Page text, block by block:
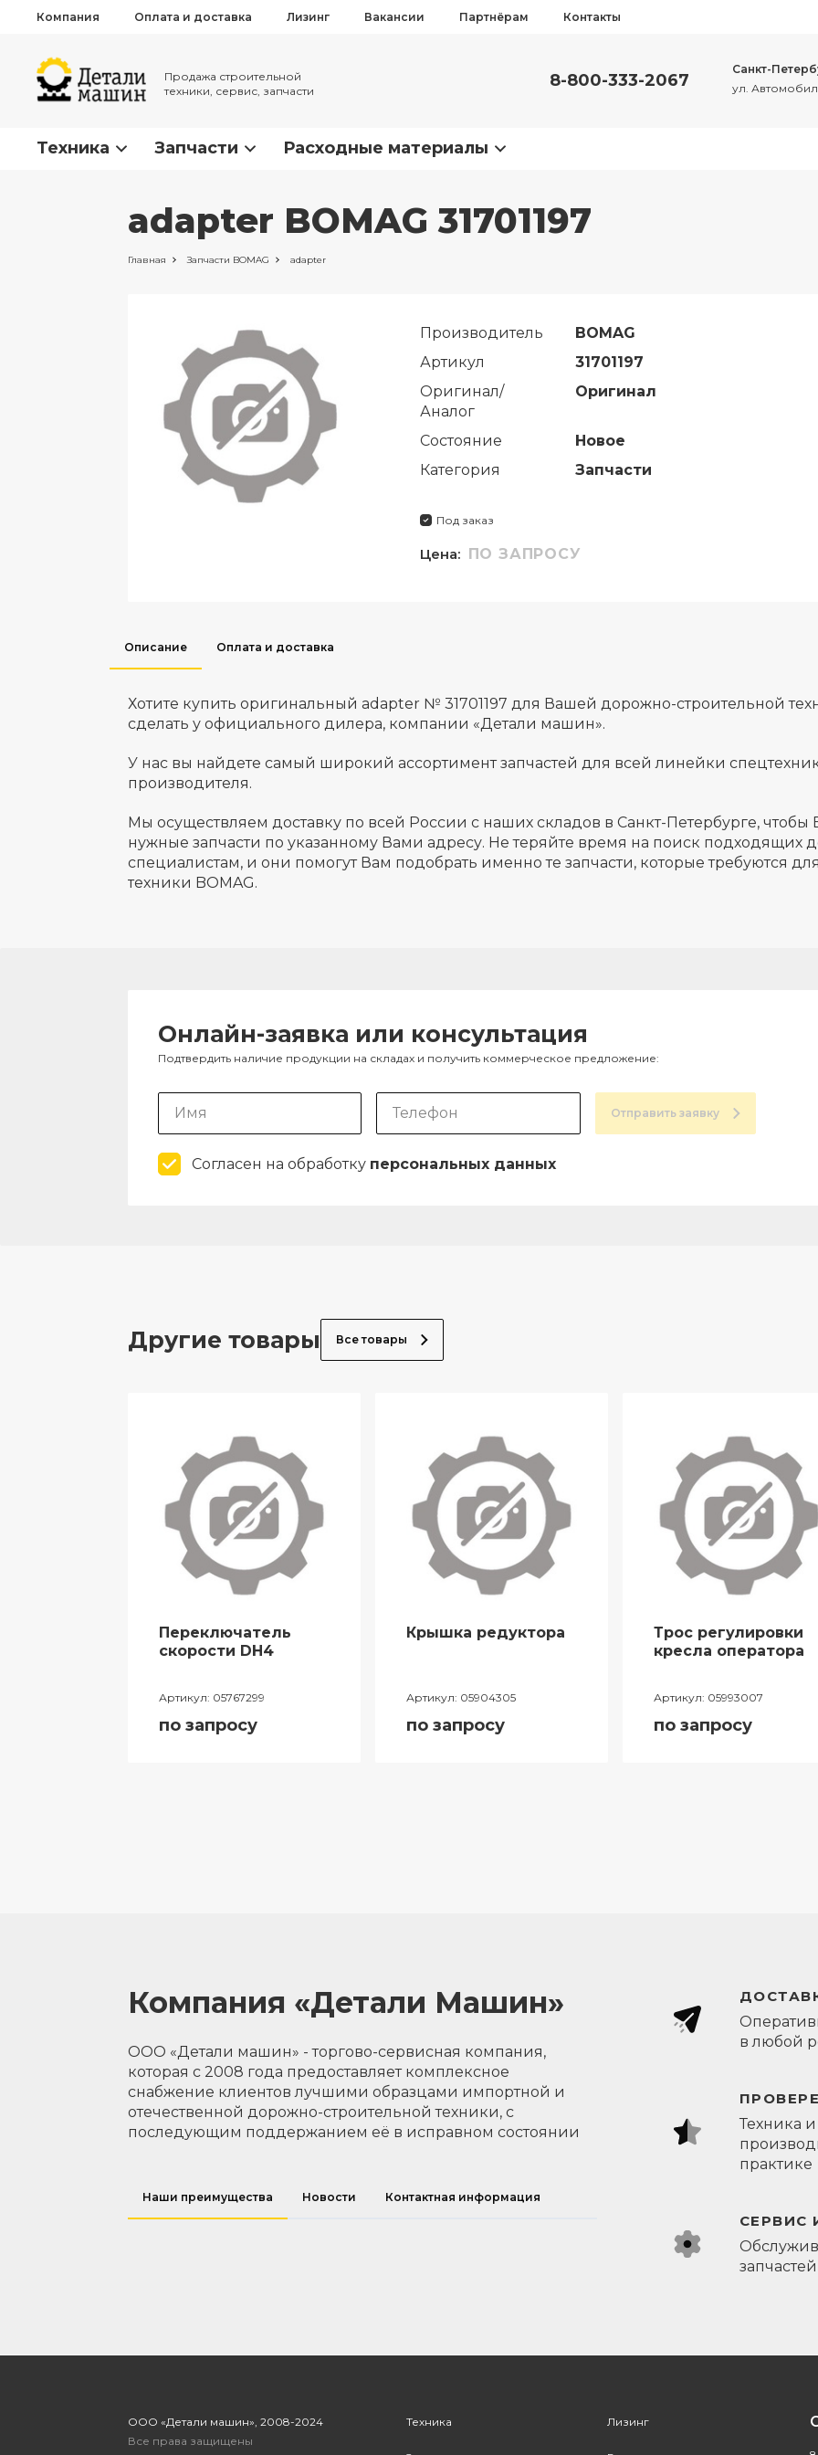
Компания Оплата и доставка Лизинг Вакансии Партнёрам Контакты
Продажа строительной
техники, сервис, запчасти
8-800-333-2067
Санкт-
ул.
Техника Запчасти Расходные материалы
adapter BOMAG 31701197
Главная Запчасти BOMAG adapter
Производитель
BOMAG
Артикул
31701197
Оригинал/
Аналог
Оригинал
Состояние
Новое
Категория
Запчасти
Под заказ
Цена: ПО ЗАПРОСУ
Описание Оплата и доставка
Хотите купить оригинальный adapter № 31701197 для Вашей дорожно-строительной
сделать у официального дилера, компании «Детали машин».
У нас вы найдете самый широкий ассортимент запчастей для всей линейки
производителя.
Мы осуществляем доставку по всей России с наших складов в Санкт-Петербурге, чтобы
нужные запчасти по указанному Вами адресу. Не теряйте время на поиск подходящих
специалистам, и они помогут Вам подобрать именно те запчасти, которые требуются
техники BOMAG.
Онлайн-заявка или консультация
Подтвердить наличие продукции на складах и получить коммерческое предложение:
Отправить заявку
Согласен на обработку персональных данных
Другие товары Все товары
Переключатель
скорости DH4
Артикул: 05767299
по запросу
Крышка редуктора
Артикул: 05904305
по запросу
Трос регулировки
кресла оператора
Артикул: 05993007
по запросу
Компания «Детали Машин»
ООО «Детали машин» - торгово-сервисная компания,
которая с 2008 года предоставляет комплексное
снабжение клиентов лучшими образцами импортной и
отечественной дорожно-строительной техники, с
последующим поддержанием её в исправном состоянии
Наши преимущества Новости Контактная информация
в любой
Техника
практике
СЕРВИС
ООО «Детали машин», 2008-2024
Все права защищены
Техника Лизинг